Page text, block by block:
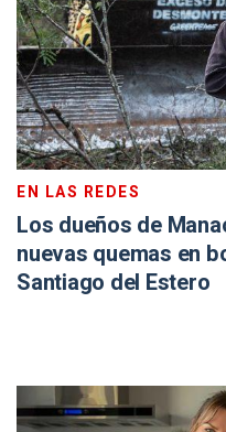
EN LAS REDES
Los dueños de
nuevas quemas en
Santiago del Estero